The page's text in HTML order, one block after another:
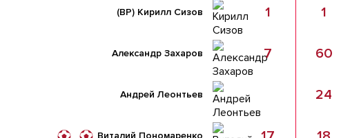
Кирилл Сизов
(ВР) 1
Александр Захаров 7
Андрей Леонтьев
Виталий Пономаренко
1
60
24